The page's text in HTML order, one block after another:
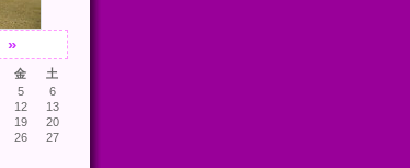
»
金
土
5
6
12
13
19
20
26
27